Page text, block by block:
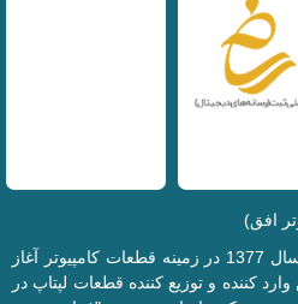
کامپیوتر افق، فعالیت خود را از سال 1377 در زمینه قطعات کامپیوتر آغاز
کننده و توزیع کننده قطعات لپتاپ در